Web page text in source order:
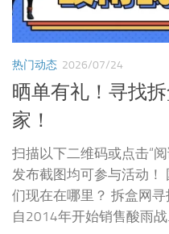
热门动态 2026/07/24
晒单有礼！寻找
家！
扫描以下二维码或点击“
发布截图均可参与活动！
们现在在哪里？ 拆盒网
自2014年开始销售酸雨战